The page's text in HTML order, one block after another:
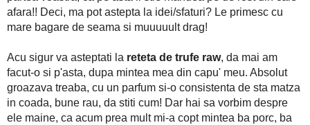
am vreo scapare? Si daca da, cum?. Ca eu mi's tare
cunoscut in timp si iubit intr-o zi cat altii intr-o viata si
p'un taler porc (uhhh moama - coaste imbaiate-n
bulbucat cu grasime, pestritat cu sorici, marinat intr-o
apoi aruncat pe gratar, sau cuptor, intr-o idila perfecta
drooling face here)- pe stanga mai la vale vedeti vreo